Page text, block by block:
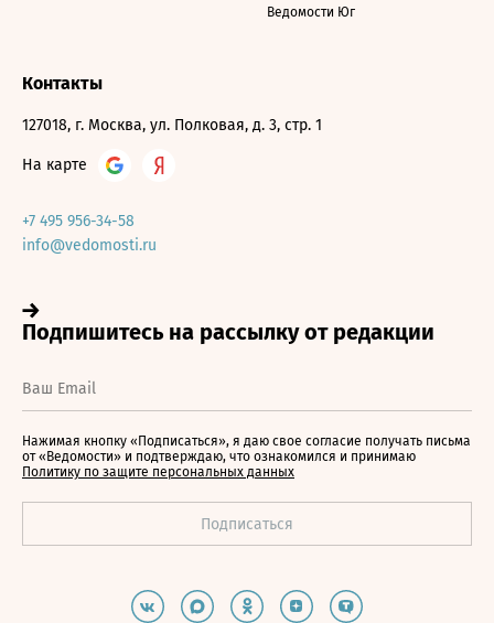
Ведомости Юг
Контакты
127018, г. Москва, ул. Полковая, д. 3, стр. 1
На карте
+7 495 956-34-58
info@vedomosti.ru
Нажимая кнопку «Подписаться», я даю свое согласие получать письма
от «Ведомости» и подтверждаю, что ознакомился и принимаю
Политику по защите персональных данных